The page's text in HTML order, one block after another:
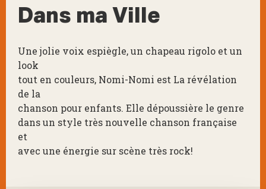
Dans ma Ville
Une jolie voix espiègle, un chapeau rigolo et un
look
tout en couleurs, Nomi-Nomi est La révélation
de la
chanson pour enfants. Elle dépoussière le genre
dans un style très nouvelle chanson française
et
avec une énergie sur scène très rock!